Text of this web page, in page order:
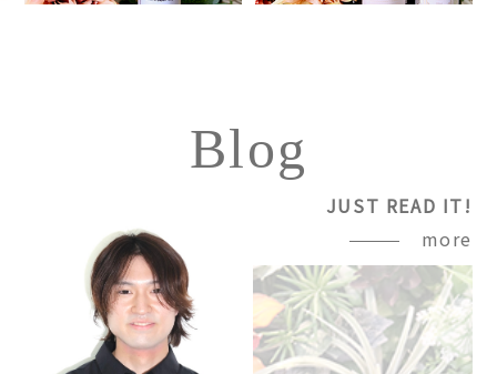
Blog
JUST READ IT!
more